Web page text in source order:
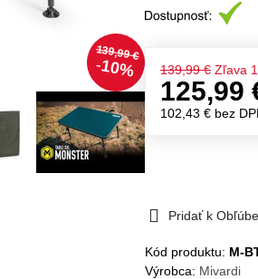
139,99 €
10% 139,99 € Zľava
125,99
102,43 € bez
Pridať k
Kód produktu: M-
Výrobca: Mivardi